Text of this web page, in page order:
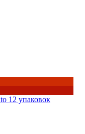
12 упаковок